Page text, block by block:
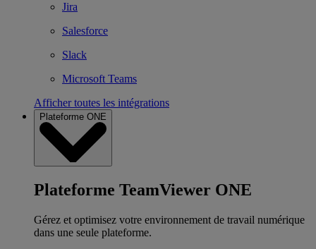
Jira
Salesforce
Slack
Microsoft Teams
Afficher toutes les intégrations
Plateforme ONE
Plateforme TeamViewer ONE
Gérez et optimisez votre environnement de travail numérique
dans une seule plateforme.